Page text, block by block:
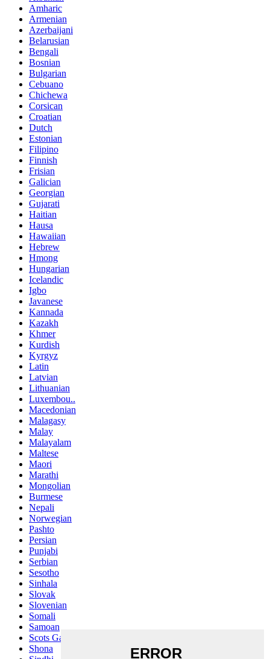
Amharic
Armenian
Azerbaijani
Belarusian
Bengali
Bosnian
Bulgarian
Cebuano
Chichewa
Corsican
Croatian
Dutch
Estonian
Filipino
Finnish
Frisian
Galician
Georgian
Gujarati
Haitian
Hausa
Hawaiian
Hebrew
Hmong
Hungarian
Icelandic
Igbo
Javanese
Kannada
Kazakh
Khmer
Kurdish
Kyrgyz
Latin
Latvian
Lithuanian
Luxembou..
Macedonian
Malagasy
Malay
Malayalam
Maltese
Maori
Marathi
Mongolian
Burmese
Nepali
Norwegian
Pashto
Persian
Punjabi
Serbian
Sesotho
Sinhala
Slovak
Slovenian
Somali
Samoan
Scots Gaelic
Shona